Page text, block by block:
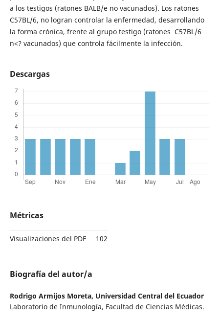
a los testigos (ratones BALB/e no vacunados). Los ratones
C57BL/6, no logran controlar la enfermedad, desarrollando
la forma crónica, frente al grupo testigo (ratones C57BL/6
n<? vacunados) que controla fácilmente la infección.
Descargas
Métricas
Visualizaciones del PDF 102
Biografía del autor/a
Rodrigo Armijos Moreta, Universidad Central del Ecuador
Laboratorio de Inmunología, Facultad de Ciencias Médicas.